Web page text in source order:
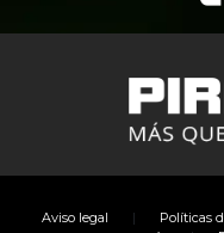
Aviso legal | Políticas